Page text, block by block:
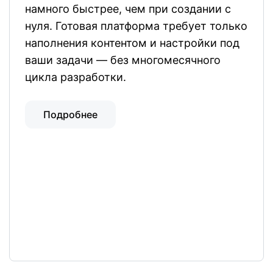
намного быстрее, чем при создании с
нуля. Готовая платформа требует только
наполнения контентом и настройки под
ваши задачи — без многомесячного
цикла разработки.
Подробнее